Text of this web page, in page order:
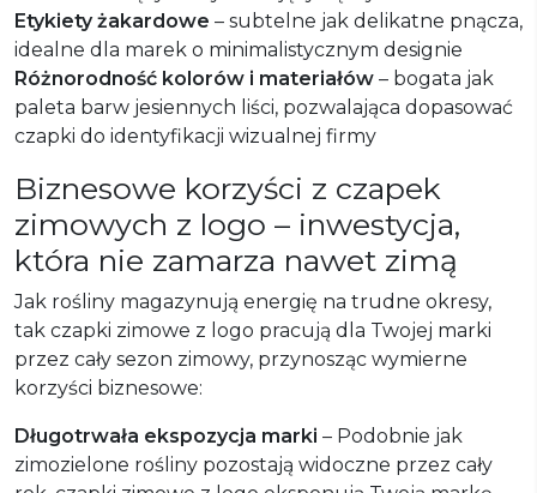
Etykiety żakardowe – subtelne jak delikatne pnącza,
idealne dla marek o minimalistycznym designie
Różnorodność kolorów i materiałów – bogata jak
paleta barw jesiennych liści, pozwalająca dopasować
czapki do identyfikacji wizualnej firmy
Biznesowe korzyści z czapek
zimowych z logo – inwestycja,
która nie zamarza nawet zimą
Jak rośliny magazynują energię na trudne okresy,
tak czapki zimowe z logo pracują dla Twojej marki
przez cały sezon zimowy, przynosząc wymierne
korzyści biznesowe:
Długotrwała ekspozycja marki – Podobnie jak
zimozielone rośliny pozostają widoczne przez cały